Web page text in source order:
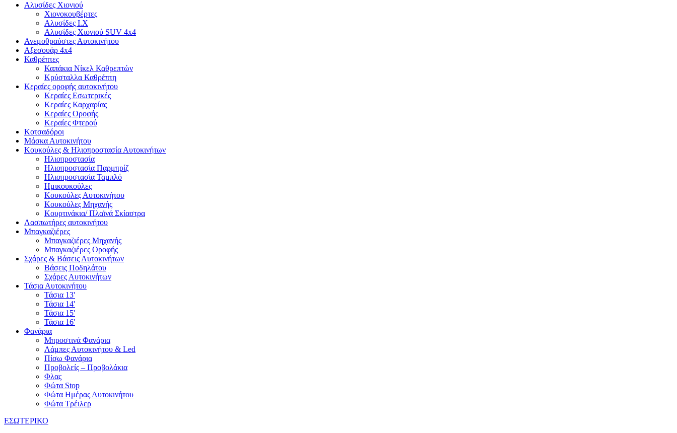
Αλυσίδες Χιονιού
Χιονοκουβέρτες
Αλυσίδες I.X
Αλυσίδες Χιονιού SUV 4x4
Ανεμοθραύστες Αυτοκινήτου
Αξεσουάρ 4x4
Καθρέπτες
Καπάκια Νίκελ Καθρεπτών
Κρύσταλλα Καθρέπτη
Κεραίες οροφής αυτοκινήτου
Κεραίες Εσωτερικές
Κεραίες Καρχαρίας
Κεραίες Οροφής
Κεραίες Φτερού
Κοτσαδόροι
Μάσκα Αυτοκινήτου
Κουκούλες & Ηλιοπροστασία Αυτοκινήτων
Ηλιοπροστασία
Ηλιοπροστασία Παρμπρίζ
Ηλιοπροστασία Ταμπλό
Ημικουκούλες
Κουκούλες Αυτοκινήτου
Κουκούλες Μηχανής
Κουρτινάκια/ Πλαϊνά Σκίαστρα
Λασπωτήρες αυτοκινήτου
Μπαγκαζιέρες
Μπαγκαζιέρες Μηχανής
Μπαγκαζιέρες Οροφής
Σχάρες & Βάσεις Αυτοκινήτων
Βάσεις Ποδηλάτου
Σχάρες Αυτοκινήτων
Τάσια Αυτοκινήτου
Τάσια 13'
Τάσια 14'
Τάσια 15'
Τάσια 16'
Φανάρια
Μπροστινά Φανάρια
Λάμπες Αυτοκινήτου & Led
Πίσω Φανάρια
Προβολείς – Προβολάκια
Φλας
Φώτα Stop
Φώτα Ημέρας Αυτοκινήτου
Φώτα Τρέιλερ
ΕΣΩΤΕΡΙΚΟ